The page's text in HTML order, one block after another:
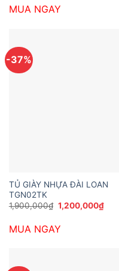
3,200,000₫.
MUA NGAY
-37%
TỦ GIÀY NHỰA ĐÀI LOAN
TGN02TK
1,900,000₫ Giá
gốc
1,900,000₫.
1,200,000₫Giá
hiện
MUA NGAY